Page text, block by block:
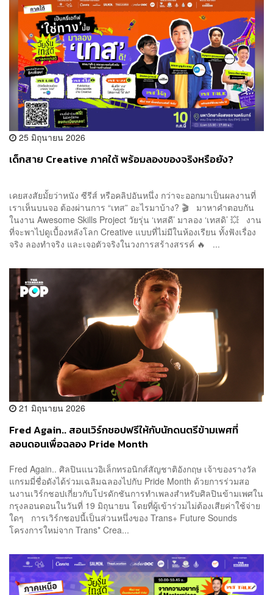
25 มิถุนายน 2026
เด็กสาย Creative ภาคใต้ พร้อมลองของจริงหรือยัง?
เคยสงสัยมั้ยว่าหนัง ซีรีส์ หรือคลิปอันหนึ่ง กว่าจะออกมาเป็นผลงานที่
เราเห็นบนจอ ต้องผ่านการ “เทส” อะไรมาบ้าง? 🎬 มาหาคำตอบกัน
ในงาน Awesome Skills Project วัยรุ่น ‘เทสดี’ มาลอง ‘เทสดิ’ 💥 งาน
ที่จะพาไปดูเบื้องหลังโลก Creative แบบที่ไม่มีในห้องเรียน ทั้งฟังเรื่อง
จริง ลองทำจริง และเจอตัวจริงในวงการสร้างสรรค์ 🔥 ...
21 มิถุนายน 2026
Fred Again.. สอนเวิร์กชอปฟรีให้กับนักดนตรีข้ามเพศที่
ลอนดอนเพื่อฉลอง Pride Month
Fred Again.. ศิลปินแนวอิเล็กทรอนิกส์สัญชาติอังกฤษ เจ้าของรางวัล
แกรมมี่ชื่อดังได้ร่วมเฉลิมฉลองไปกับ Pride Month ด้วยการร่วมสอ
นงานเวิร์กชอปเกี่ยวกับโปรดักชันการทำเพลงสำหรับศิลปินข้ามเพศใน
กรุงลอนดอนในวันที่ 19 มิถุนายน โดยที่ผู้เข้าร่วมไม่ต้องเสียค่าใช้จ่าย
ใดๆ การเวิร์กชอปนี้เป็นส่วนหนึ่งของ Trans+ Future Sounds
โครงการใหม่จาก Trans* Crea...